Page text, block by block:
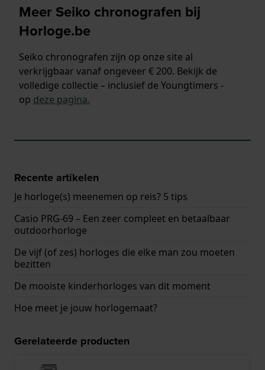
Meer Seiko chronografen bij
Horloge.be
Seiko chronografen zijn op onze site al
verkrijgbaar vanaf ongeveer € 200. Bekijk de
volledige collectie – inclusief de Youngtimers -
op deze pagina.
Recente artikelen
Je horloge(s) meenemen op reis? 5 tips
Casio PRG-69 – Een zeer compleet en betaalbaar
outdoorhorloge
De vijf (of zes) horloges die elke man zou moeten
bezitten
De mooiste kinderhorloges van dit moment
Hoe meet je jouw horlogemaat?
Gerelateerde producten